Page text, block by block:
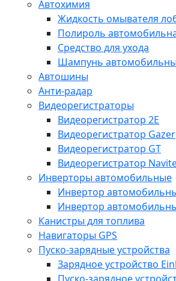
Автохимия
Жидкость омывателя
Полироль
Средство для ухода
Шампунь
Автошины
Анти-радар
Видеорегистраторы
Видеорегистратор 2E
Видеорегистратор Gazer
Видеорегистратор GT
Видеорегистратор
Инверторы автомобильные
Инвертор
Инвертор
Канистры для топлива
Навигаторы GPS
Пуско-зарядные устройства
Зарядное устройство